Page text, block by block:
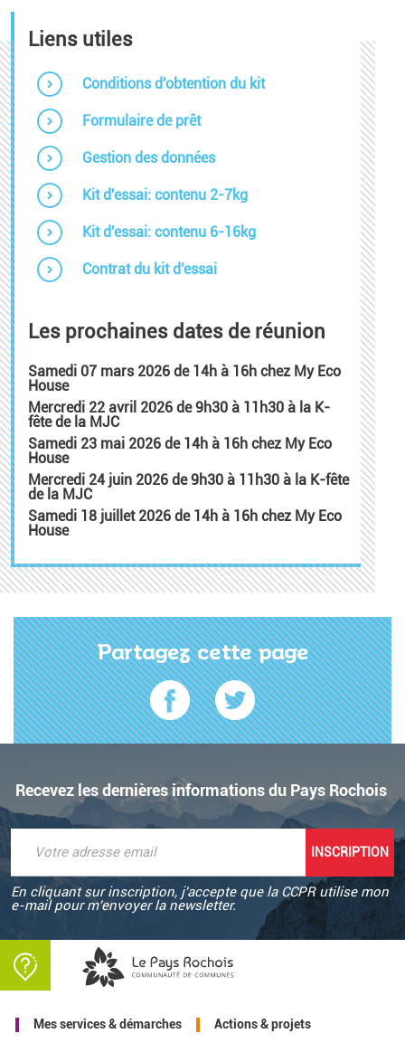
Liens utiles
Conditions d'obtention du kit
Formulaire de prêt
Gestion des données
Kit d'essai: contenu 2-7kg
Kit d'essai: contenu 6-16kg
Contrat du kit d'essai
Les prochaines dates de réunion
Samedi 07 mars2026 de 14h à 16h chez My Eco
House
Mercredi 22 avril 2026 de 9h30 à 11h30 à la K-
fête de la MJC
Samedi 23 mai 2026 de 14h à 16h chez My Eco
House
Mercredi 24 juin 2026 de 9h30 à 11h30 à la K-fête
de la MJC
Samedi 18 juillet2026 de 14h à 16h chez My Eco
House
Partagez cette page
Recevez les dernières informations du Pays Rochois
En cliquant sur inscription, j'accepte que la CCPR utilise mon
e-mail pour m'envoyer la newsletter.
Mes services & démarches Actions & projets